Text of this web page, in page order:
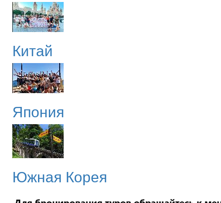
Китай
Япония
Южная Корея